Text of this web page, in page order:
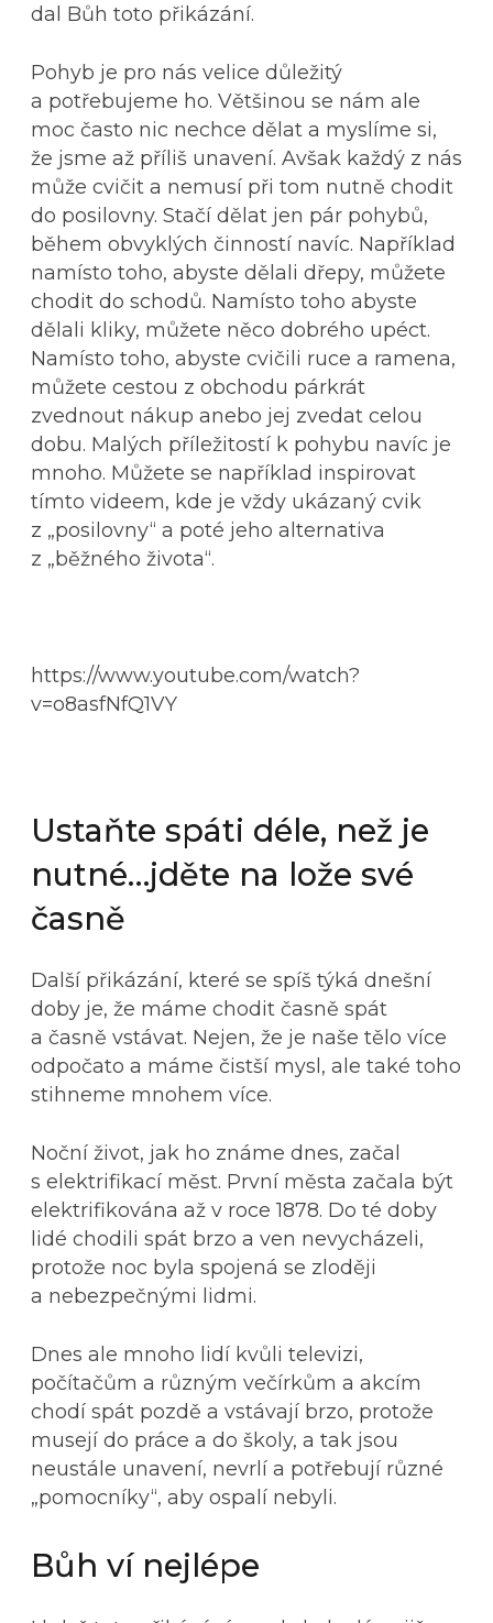
dal Bůh toto přikázání.
Pohyb je pro nás velice důležitý
a potřebujeme ho. Většinou se nám ale
moc často nic nechce dělat a myslíme si,
že jsme až příliš unavení. Avšak každý z nás
může cvičit a nemusí při tom nutně chodit
do posilovny. Stačí dělat jen pár pohybů,
během obvyklých činností navíc. Například
namísto toho, abyste dělali dřepy, můžete
chodit do schodů. Namísto toho abyste
dělali kliky, můžete něco dobrého upéct.
Namísto toho, abyste cvičili ruce a ramena,
můžete cestou z obchodu párkrát
zvednout nákup anebo jej zvedat celou
dobu. Malých příležitostí k pohybu navíc je
mnoho. Můžete se například inspirovat
tímto videem, kde je vždy ukázaný cvik
z „posilovny“ a poté jeho alternativa
z „běžného života“.
https://www.youtube.com/watch?
v=o8asfNfQ1VY
Ustaňte spáti déle, než je
nutné…jděte na lože své
časně
Další přikázání, které se spíš týká dnešní
doby je, že máme chodit časně spát
a časně vstávat. Nejen, že je naše tělo více
odpočato a máme čistší mysl, ale také toho
stihneme mnohem více.
Noční život, jak ho známe dnes, začal
s elektrifikací měst. První města začala být
elektrifikována až v roce 1878. Do té doby
lidé chodili spát brzo a ven nevycházeli,
protože noc byla spojená se zloději
a nebezpečnými lidmi.
Dnes ale mnoho lidí kvůli televizi,
počítačům a různým večírkům a akcím
chodí spát pozdě a vstávají brzo, protože
musejí do práce a do školy, a tak jsou
neustále unavení, nevrlí a potřebují různé
„pomocníky“, aby ospalí nebyli.
Bůh ví nejlépe